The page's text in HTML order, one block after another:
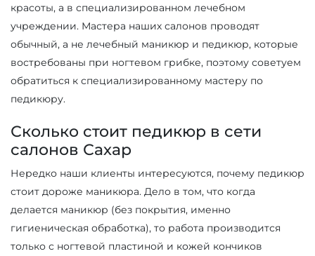
красоты, а в специализированном лечебном
учреждении. Мастера наших салонов проводят
обычный, а не лечебный маникюр и педикюр, которые
востребованы при ногтевом грибке, поэтому советуем
обратиться к специализированному мастеру по
педикюру.
Сколько стоит педикюр в сети
салонов Сахар
Нередко наши клиенты интересуются, почему педикюр
стоит дороже маникюра. Дело в том, что когда
делается маникюр (без покрытия, именно
гигиеническая обработка), то работа производится
только с ногтевой пластиной и кожей кончиков